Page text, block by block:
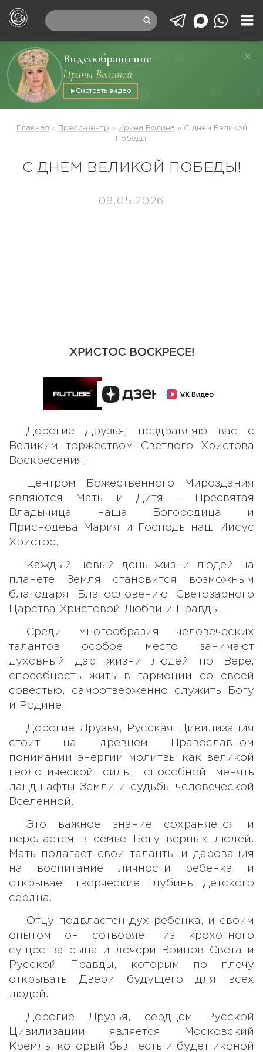
Видеообращение
Ирины Волиной
Смотреть видео
Главная » Пресс-центр » Ирина Волина » С днем Великой
Победы!
С ДНЕМ ВЕЛИКОЙ ПОБЕДЫ!
09.05.2026
ХРИСТОС ВОСКРЕСЕ!
Дорогие Друзья, поздравляю вас с
Великим торжеством Светлого Христова
Воскресения!
Центром Божественного Мироздания
являются Мать и Дитя – Пресвятая
Владычица наша Богородица и
Приснодева Мария и Господь наш Иисус
Христос.
Каждый новый день жизни людей на
планете Земля становится возможным
благодаря Благословению Светозарного
Царства Христовой Любви и Правды.
Среди многообразия человеческих
талантов особое место занимают
духовный дар жизни людей по Вере,
способность жить в гармонии со своей
совестью, самоотверженно служить Богу
и Родине.
Дорогие Друзья, Русская Цивилизация
стоит на древнем Православном
понимании энергии молитвы как великой
геологической силы, способной менять
ландшафты Земли и судьбы человеческой
Вселенной.
Это важное знание сохраняется и
передается в семье Богу верных людей.
Мать полагает свои таланты и дарования
на воспитание личности ребенка и
открывает творческие глубины детского
сердца.
Отцу подвластен дух ребенка, и своим
опытом он сотворяет из крохотного
существа сына и дочери Воинов Света и
Русской Правды, которым по плечу
открывать Двери будущего для всех
людей.
Дорогие Друзья, сердцем Русской
Цивилизации является Московский
Кремль, который был, есть и будет иконой